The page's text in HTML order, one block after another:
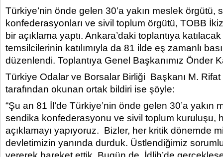
Türkiye’nin önde gelen 30’a yakın meslek örgütü,
konfederasyonları ve sivil toplum örgütü, TOBB
bir açıklama yaptı.​ Ankara’daki toplantıya
temsilcilerinin katılımıyla da 81 ilde eş zamanlı
düzenlendi. Toplantıya Genel Başkanımız Önder
Türkiye Odalar ve Borsalar Birliği Başkanı M. Rifat
tarafından okunan ortak bildiri ise şöyle:
“Şu an 81 İl’de Türkiye’nin önde gelen 30’a yakın
sendika konfederasyonu ve sivil toplum kuruluşu,
açıklamayı yapıyoruz. Bizler, her kritik dönemde
devletimizin yanında durduk. Üstlendiğimiz